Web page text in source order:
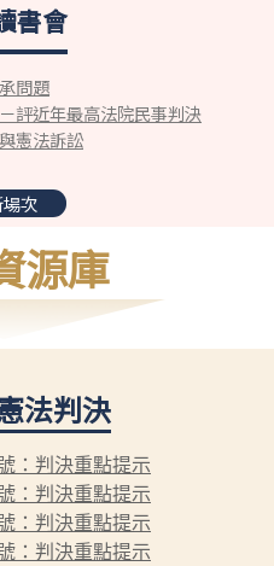
書會
問題
評近年最高法院民事判決
憲法訴訟
次
源庫
法判決
：判決重點提示
：判決重點提示
：判決重點提示
：判決重點提示